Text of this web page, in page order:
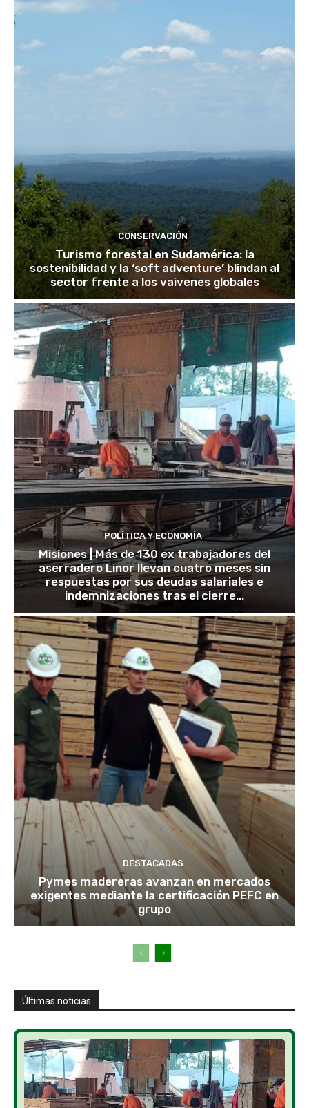
CONSERVACIÓN
Turismo forestal en Sudamérica: la
sostenibilidad y la ‘soft adventure’ blindan al
sector frente a los vaivenes globales
POLÍTICA Y ECONOMÍA
Misiones | Más de 130 ex trabajadores del
aserradero Linor llevan cuatro meses sin
respuestas por sus deudas salariales e
indemnizaciones tras el cierre...
DESTACADAS
Pymes madereras avanzan en mercados
exigentes mediante la certificación PEFC en
grupo
Últimas noticias